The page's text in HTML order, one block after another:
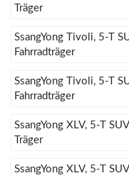
Träger
SsangYong Tivoli, 5-T
Fahrradträger
SsangYong Tivoli, 5-T
Fahrradträger
SsangYong XLV, 5-T
Träger
SsangYong XLV, 5-T